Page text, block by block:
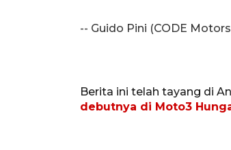
-- Guido Pini (CODE
Berita ini telah tayang di
debutnya di Moto3